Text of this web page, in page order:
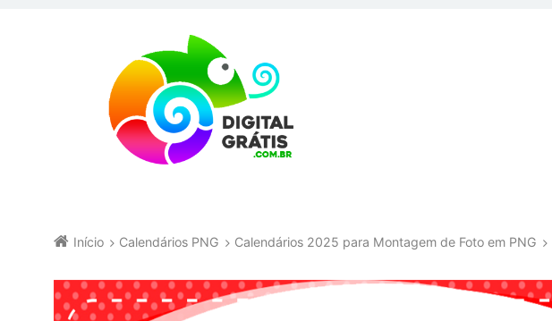
Início Calendários PNG Calendários 2025 para Montagem de Foto em PNG